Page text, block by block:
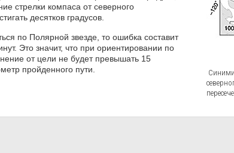
стрелки компаса от северного
десятков градусов.
по Полярной звезде, то ошибка составит
Это значит, что при ориентировании по
от цели не будет превышать 15
пройденного пути.